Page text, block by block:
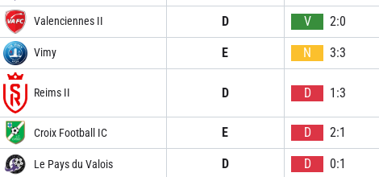
Valenciennes II D V 2:0
Vimy E N 3:3
Reims II D D 1:3
Croix Football IC E D 2:1
Le Pays du Valois D D 0:1